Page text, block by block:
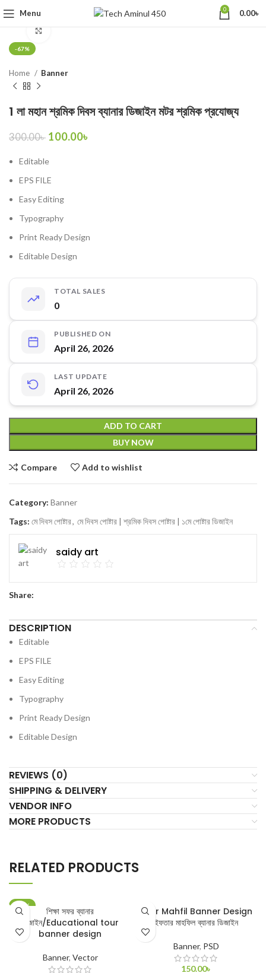
Menu 0 0.00৳
-67%
Home Banner
1 লা মহান শ্রমিক দিবস ব্যানার ডিজাইন মটর শ্রমিক প্রযোজ্য
300.00৳ 100.00৳
Editable
EPS FILE
Easy Editing
Typography
Print Ready Design
Editable Design
TOTAL SALES
0
PUBLISHED ON
April 26, 2026
LAST UPDATE
April 26, 2026
ADD TO CART
BUY NOW
Compare Add to wishlist
Category: Banner
Tags: মে দিবস পোষ্টার, মে দিবস পোষ্টার | শ্রমিক দিবস পোষ্টার | ১মে পোষ্টার ডিজাইন
saidy art
Share:
DESCRIPTION
Editable
EPS FILE
Easy Editing
Typography
Print Ready Design
Editable Design
REVIEWS (0)
SHIPPING & DELIVERY
VENDOR INFO
MORE PRODUCTS
RELATED PRODUCTS
-85%
শিক্ষা সফর ব্যানার
ডিজাইন/Educational tour
banner design
Banner, Vector
Iftar Mahfil Banner Design
ইফতার মাহফিল ব্যানার ডিজাইন
Banner, PSD
150.00৳